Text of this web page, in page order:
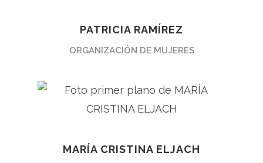
PATRICIA RAMÍREZ
ORGANIZACIÓN DE MUJERES
MARÍA CRISTINA ELJACH